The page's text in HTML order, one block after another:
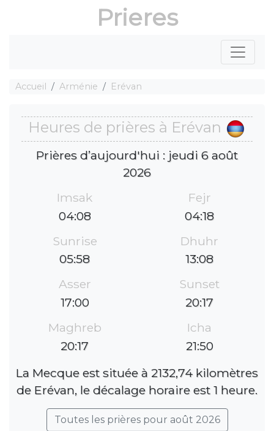
Prieres
Accueil Arménie Erévan
Heures de prières à Erévan
Prières d’aujourd'hui : jeudi 6 août
2026
Imsak
04:08
Fejr
04:18
Sunrise
05:58
Dhuhr
13:08
Asser
17:00
Sunset
20:17
Maghreb
20:17
Icha
21:50
La Mecque est située à 2132,74 kilomètres
de Erévan, le décalage horaire est 1 heure.
Toutes les prières pour août 2026